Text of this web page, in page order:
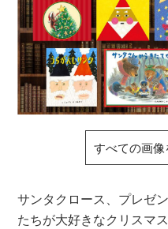
すべての画像
サンタクロース、プレゼ
たちが大好きなクリスマ